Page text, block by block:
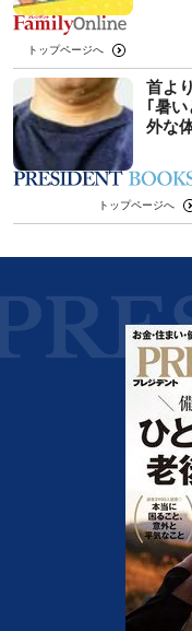
トップページへ
首よ
｢暑
外な
トップページへ